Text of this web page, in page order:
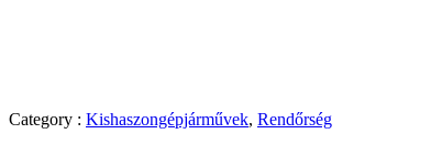
Category : Kishaszongépjárművek, Rendőrség